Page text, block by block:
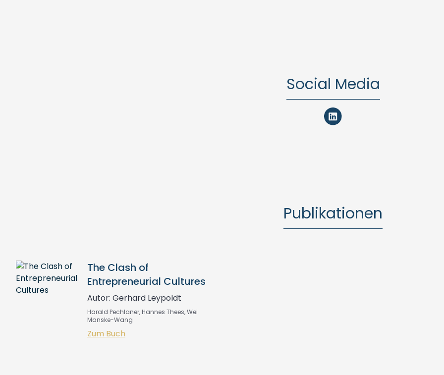
Social Media
Publikationen
The Clash of
Entrepreneurial Cultures
Autor: Gerhard Leypoldt
Harald Pechlaner, Hannes Thees, Wei
Manske-Wang
Zum Buch